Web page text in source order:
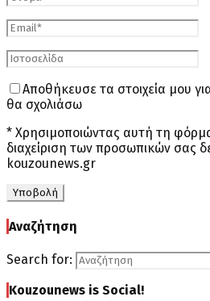
Αποθήκευσε τα στοιχεία μου
θα σχολιάσω
* Χρησιμοποιώντας αυτή τη
διαχείριση των προσωπικών σας
kouzounews.gr
Αναζήτηση
Search for:
Kouzounews is Social!